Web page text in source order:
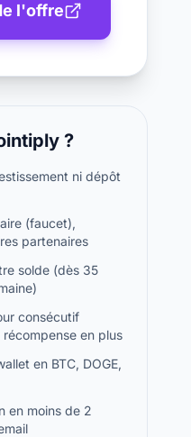
l'offre
?
ni dépôt
(faucet),
partenaires
solde (dès 35
consécutif
en plus
en BTC, DOGE,
en moins de 2